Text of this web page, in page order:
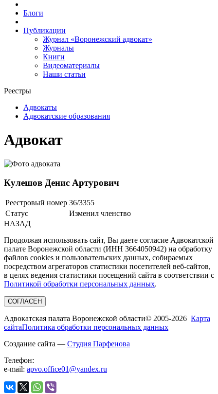
Блоги
Публикации
Журнал «Воронежский адвокат»
Журналы
Книги
Видеоматериалы
Наши статьи
Реестры
Адвокаты
Адвокатские образования
Адвокат
Кулешов Денис Артурович
Реестровый номер 36/3355
Статус
Изменил членство
НАЗАД
Продолжая использовать сайт, Вы даете согласие Адвокатской
палате Воронежской области (ИНН 3664050942) на обработку
файлов cookies и пользовательских данных, собираемых
посредством агрегаторов статистики посетителей веб-сайтов,
в целях ведения статистики посещений сайта в соответствии с
Политикой обработки персональных данных.
СОГЛАСЕН
Адвокатская палата Воронежской области© 2005-2026 Карта
сайтаПолитика обработки персональных данных
Создание сайта — Студия Парфенова
Телефон:
e-mail: apvo.office01@yandex.ru